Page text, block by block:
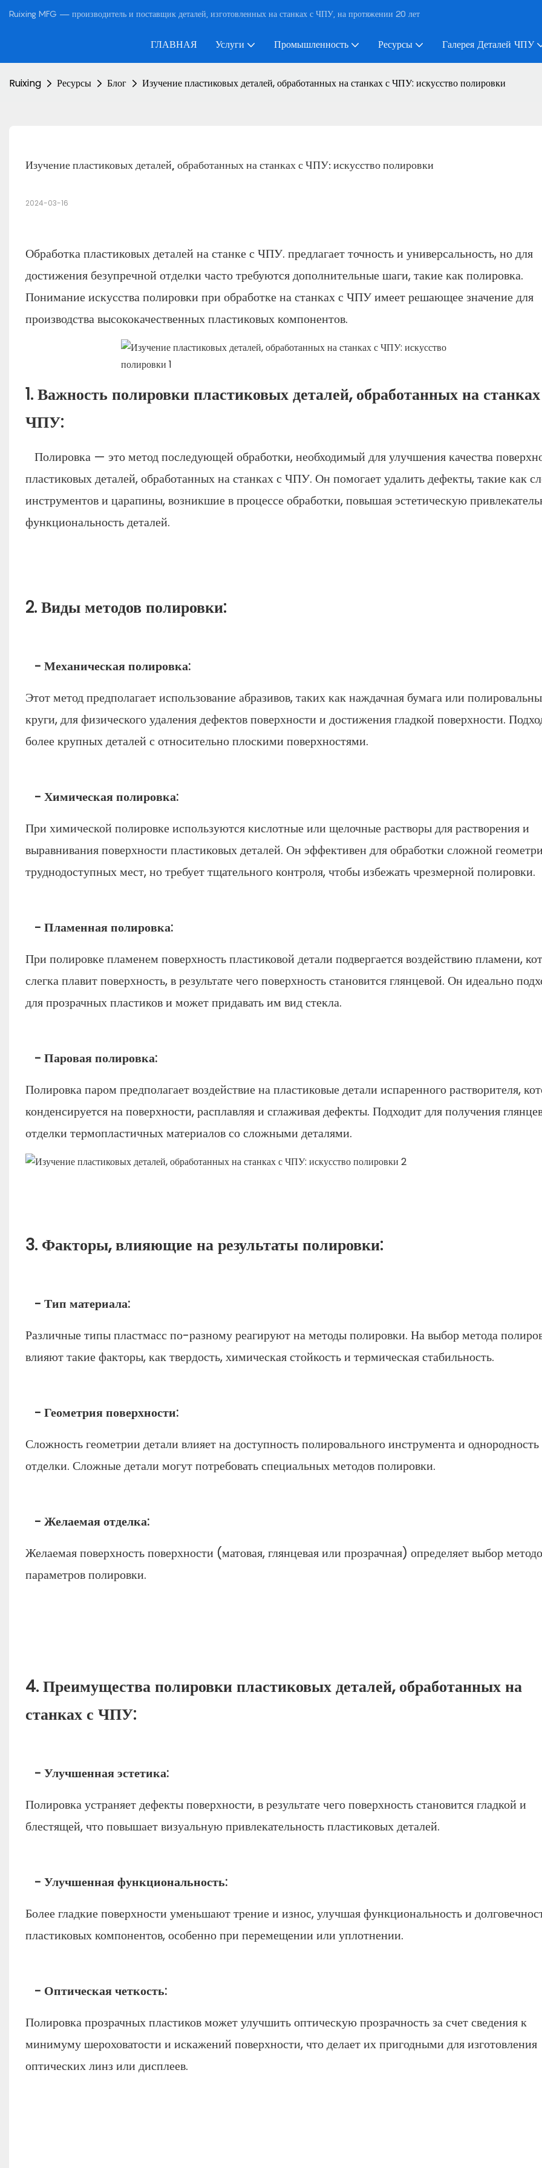
Ruixing MFG — производитель и поставщик деталей, изготовленных на станках с ЧПУ, на протяжении 20 лет
ГЛАВНАЯ Услуги Промышленность Ресурсы Галерея Деталей ЧПУ
Ruixing Ресурсы Блог Изучение пластиковых деталей, обработанных на станках с ЧПУ: искусство полировки
Изучение пластиковых деталей, обработанных на станках с ЧПУ: искусство полировки
2024-03-16
Обработка пластиковых деталей на станке с ЧПУ. предлагает точность и универсальность, но для
достижения безупречной отделки часто требуются дополнительные шаги, такие как полировка.
Понимание искусства полировки при обработке на станках с ЧПУ имеет решающее значение для
производства высококачественных пластиковых компонентов.
1. Важность полировки пластиковых деталей, обработанных на
ЧПУ:
Полировка — это метод последующей обработки, необходимый для улучшения качества
пластиковых деталей, обработанных на станках с ЧПУ. Он помогает удалить дефекты, такие как
инструментов и царапины, возникшие в процессе обработки, повышая эстетическую
функциональность деталей.
2. Виды методов полировки:
- Механическая полировка:
Этот метод предполагает использование абразивов, таких как наждачная бумага или
круги, для физического удаления дефектов поверхности и достижения гладкой поверхности.
более крупных деталей с относительно плоскими поверхностями.
- Химическая полировка:
При химической полировке используются кислотные или щелочные растворы для растворения и
выравнивания поверхности пластиковых деталей. Он эффективен для обработки сложной
труднодоступных мест, но требует тщательного контроля, чтобы избежать чрезмерной полировки.
- Пламенная полировка:
При полировке пламенем поверхность пластиковой детали подвергается воздействию пламени,
слегка плавит поверхность, в результате чего поверхность становится глянцевой. Он идеально
для прозрачных пластиков и может придавать им вид стекла.
- Паровая полировка:
Полировка паром предполагает воздействие на пластиковые детали испаренного растворителя,
конденсируется на поверхности, расплавляя и сглаживая дефекты. Подходит для получения
отделки термопластичных материалов со сложными деталями.
3. Факторы, влияющие на результаты полировки:
- Тип материала:
Различные типы пластмасс по-разному реагируют на методы полировки. На выбор метода
влияют такие факторы, как твердость, химическая стойкость и термическая стабильность.
- Геометрия поверхности:
Сложность геометрии детали влияет на доступность полировального инструмента и однородность
отделки. Сложные детали могут потребовать специальных методов полировки.
- Желаемая отделка:
Желаемая поверхность поверхности (матовая, глянцевая или прозрачная) определяет выбор
параметров полировки.
4. Преимущества полировки пластиковых деталей, обработанных на
станках с ЧПУ:
- Улучшенная эстетика:
Полировка устраняет дефекты поверхности, в результате чего поверхность становится гладкой и
блестящей, что повышает визуальную привлекательность пластиковых деталей.
- Улучшенная функциональность:
Более гладкие поверхности уменьшают трение и износ, улучшая функциональность и
пластиковых компонентов, особенно при перемещении или уплотнении.
- Оптическая четкость:
Полировка прозрачных пластиков может улучшить оптическую прозрачность за счет сведения к
минимуму шероховатости и искажений поверхности, что делает их пригодными для изготовления
оптических линз или дисплеев.